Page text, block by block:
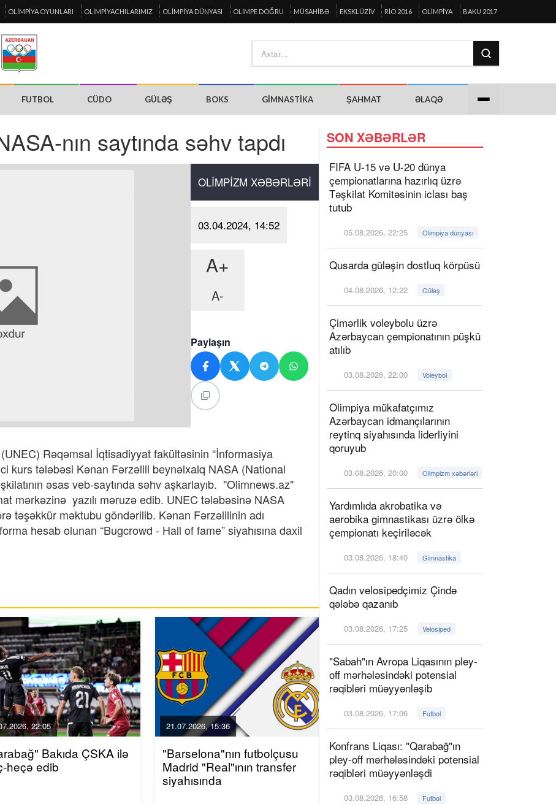
OLIMPIYA OYUNLARI OLIMPIYACHILARIMIZ OLIMPIYA DÜNYASI OLIMPE DOĞRU MÜSAHIBƏ EKSKLÜZIV RIO 2016 OLIMPIYA BAKU 2017
FUTBOL CÜDO GÜLƏŞ BOKS GIMNASTIKA ŞAHMAT ƏLAQƏ
nın saytında səhv tapdı
OLIMPIZM XƏBƏRLƏRI
03.04.2024, 14:52
A+
A-
Paylaşın
Rəqəmsal İqtisadiyyat fakültəsinin “İnformasiya
kurs tələbəsi Kənan Fərzəlili beynəlxalq NASA (National
əsas veb-saytında səhv aşkarlayıb. "Olimnews.az"
mərkəzinə yazılı məruzə edib. UNEC tələbəsinə NASA
təşəkkür məktubu göndərilib. Kənan Fərzəlilinin adı
hesab olunan “Bugcrowd - Hall of fame” siyahısına daxil
22:05
Bakıda ÇSKA ilə
heçə edib
21.07.2026, 15:36
"Barselona"nın futbolçusu
Madrid "Real"ının transfer
siyahısında
SON XƏBƏRLƏR
FIFA U-15 və U-20 dünya
çempionatlarına hazırlıq üzrə
Təşkilat Komitəsinin iclası baş
tutub
05.08.2026, 22:25 Olimpiya dünyası
Qusarda güləşin dostluq körpüsü
04.08.2026, 12:22 Güləş
Çimərlik voleybolu üzrə
Azərbaycan çempionatının püşkü
atılıb
03.08.2026, 22:00 Voleybol
Olimpiya mükafatçımız
Azərbaycan idmançılarının
reytinq siyahısında liderliyini
qoruyub
03.08.2026, 20:00 Olimpizm xəbərləri
Yardımlıda akrobatika və
aerobika gimnastikası üzrə ölkə
çempionatı keçiriləcək
03.08.2026, 18:40 Gimnastika
Qadın velosipedçimiz Çində
qələbə qazanıb
03.08.2026, 17:25 Velosiped
"Sabah"ın Avropa Liqasının pley-
off mərhələsindəki potensial
rəqibləri müəyyənləşib
03.08.2026, 17:06 Futbol
Konfrans Liqası: "Qarabağ"ın
pley-off mərhələsindəki potensial
rəqibləri müəyyənləşdi
03.08.2026, 16:58 Futbol